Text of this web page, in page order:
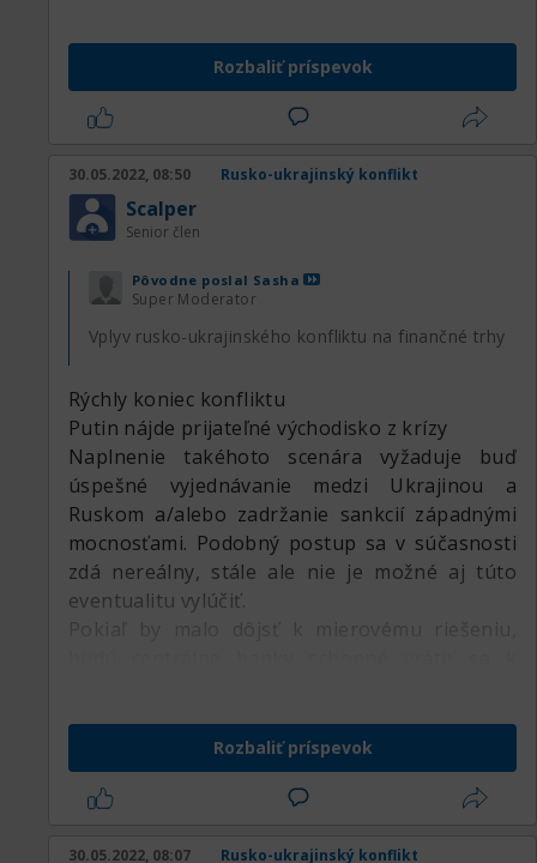
prípade tých európskych, ale to iba v prípade,
že nedôjde v Európe k hlbokej recesii.
Rozbaliť príspevok
30.05.2022, 08:50 Rusko-ukrajinský konflikt
Scalper
Senior člen
Pôvodne poslal Sasha
Super Moderator
Vplyv rusko-ukrajinského konfliktu na finančné trhy
Rýchly koniec konfliktu
Putin nájde prijateľné východisko z krízy
Naplnenie takéhoto scenára vyžaduje buď
úspešné vyjednávanie medzi Ukrajinou a
Ruskom a/alebo zadržanie sankcií západnými
mocnosťami. Podobný postup sa v súčasnosti
zdá nereálny, stále ale nie je možné aj túto
eventualitu vylúčiť.
recesie, zapríčinenej predovšetkým chybami
Európskej centrálnej banky v oblasti úrokov a
nákupu aktív. Zároveň by stúpol dopyt po
Rozbaliť príspevok
30.05.2022, 08:07 Rusko-ukrajinský konflikt